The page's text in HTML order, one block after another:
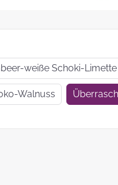
Wir haben uns
verkrümelt...
weiße Schoki-Limette
Walnuss